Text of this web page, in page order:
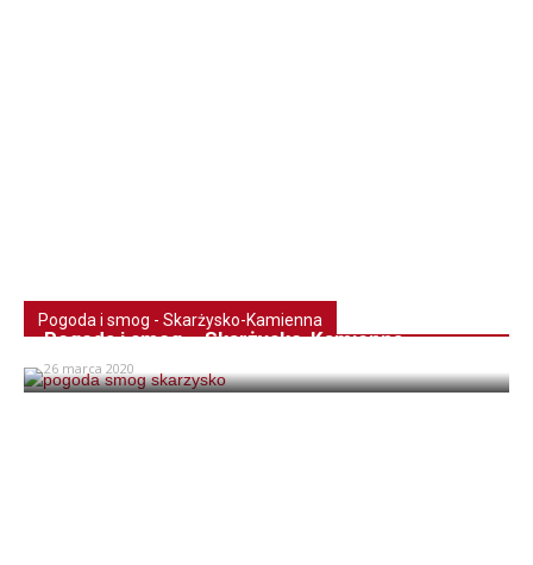
Pogoda i smog - Skarżysko-Kamienna
Pogoda i smog – Skarżysko-Kamienna
26 marca 2020